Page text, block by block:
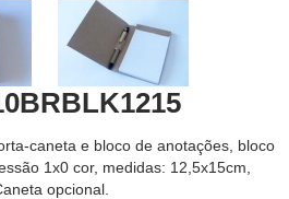
caneta e bloco de anotações, bloco
1x0 cor, medidas: 12,5x15cm,
opcional.